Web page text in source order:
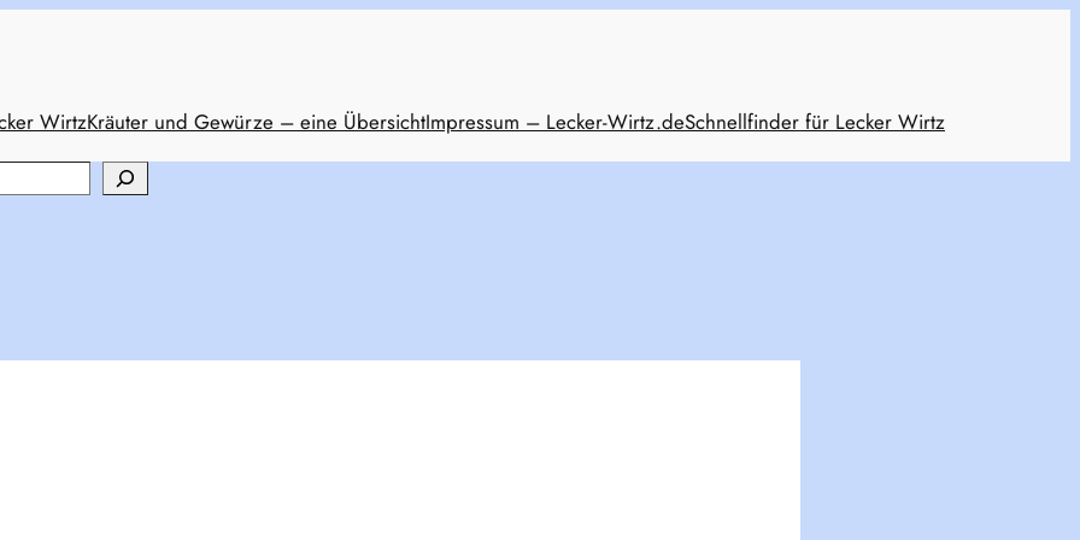
WirtzKräuter und Gewürze – eine ÜbersichtImpressum – Lecker-Wirtz.deSchnellfinder für Lecker Wirtz